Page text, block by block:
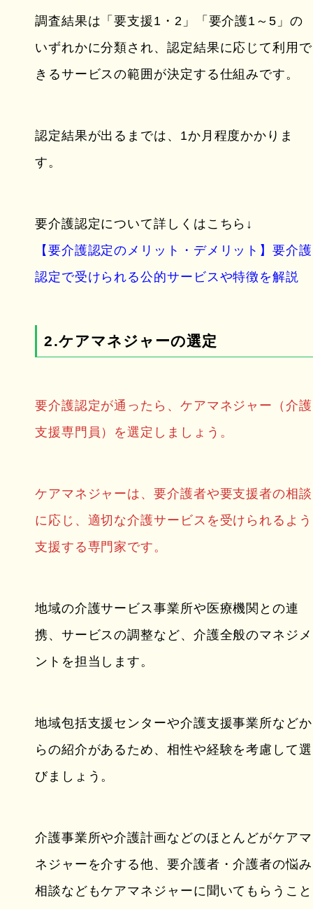
調査結果は「要支援1・2」「要介護1～5」の
いずれかに分類され、認定結果に応じて利用で
きるサービスの範囲が決定する仕組みです。
認定結果が出るまでは、1か月程度かかりま
す。
要介護認定について詳しくはこちら↓
【要介護認定のメリット・デメリット】要介護
認定で受けられる公的サービスや特徴を解説
2.ケアマネジャーの選定
要介護認定が通ったら、ケアマネジャー（介護
支援専門員）を選定しましょう。
ケアマネジャーは、要介護者や要支援者の相談
に応じ、適切な介護サービスを受けられるよう
支援する専門家です。
地域の介護サービス事業所や医療機関との連
携、サービスの調整など、介護全般のマネジメ
ントを担当します。
地域包括支援センターや介護支援事業所などか
らの紹介があるため、相性や経験を考慮して選
びましょう。
介護事業所や介護計画などのほとんどがケアマ
ネジャーを介する他、要介護者・介護者の悩み
相談などもケアマネジャーに聞いてもらうこと